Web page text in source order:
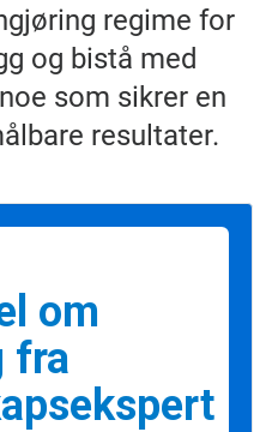
regime for
og bistå med
som sikrer en
resultater.
om
fra